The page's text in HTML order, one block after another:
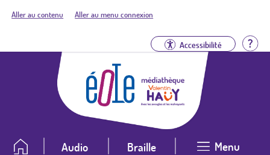
Aller au contenu Aller au menu connexion
Accessibilité
Audio Braille Menu